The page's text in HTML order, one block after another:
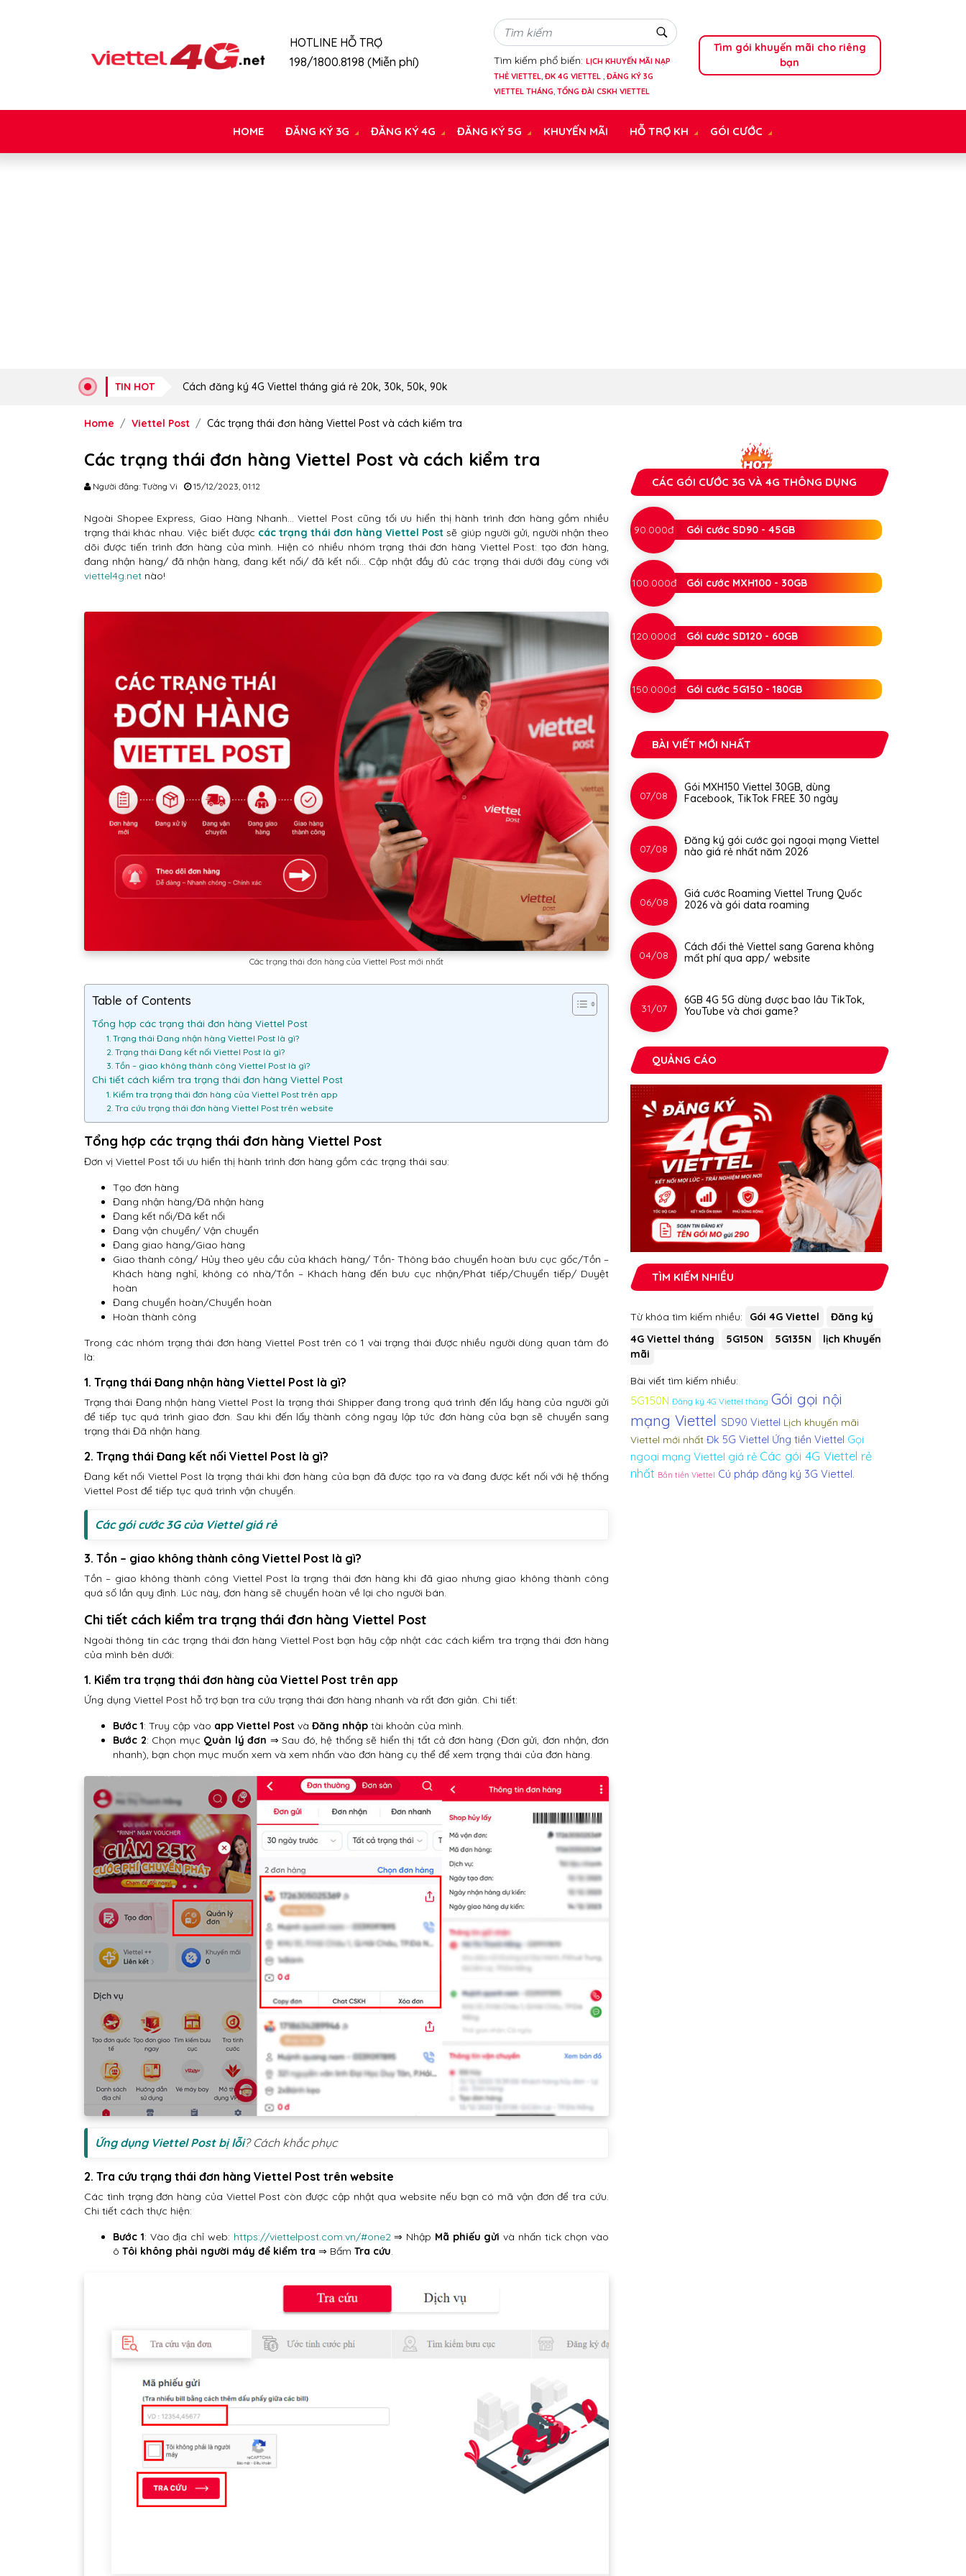
HOTLINE HỖ TRỢ
198/1800.8198 (Miễn phí)
Tìm kiếm phổ biến: LỊCH KHUYẾN MÃI NẠP
THẺ VIETTEL, ĐK 4G VIETTEL , ĐĂNG KÝ 3G
VIETTEL THÁNG, TỔNG ĐÀI CSKH VIETTEL
Tìm gói khuyến mãi cho riêng
bạn
HOME ĐĂNG KÝ 3G ĐĂNG KÝ 4G ĐĂNG KÝ 5G KHUYẾN MÃI HỖ TRỢ KH GÓI CƯỚC
TIN HOT Cách đăng ký 4G Viettel tháng giá rẻ 20k, 30k, 50k, 90k
Home Viettel Post Các trạng thái đơn hàng Viettel Post và cách kiểm tra
Các trạng thái đơn hàng Viettel Post và cách kiểm tra
Người đăng: Tường Vi 15/12/2023, 01:12
Ngoài Shopee Express, Giao Hàng Nhanh… Viettel Post cũng tối ưu hiển thị hành trình đơn hàng gồm nhiều
trạng thái khác nhau. Việc biết được các trạng thái đơn hàng Viettel Post sẽ giúp người gửi, người nhận theo
dõi được tiến trình đơn hàng của mình. Hiện có nhiều nhóm trạng thái đơn hàng Viettel Post: tạo đơn hàng,
đang nhận hàng/ đã nhận hàng, đang kết nối/ đã kết nối… Cập nhật đầy đủ các trạng thái dưới đây cùng với
viettel4g.net nào!
Các trạng thái đơn hàng của Viettel Post mới nhất
Table of Contents
Tổng hợp các trạng thái đơn hàng Viettel Post
1. Trạng thái Đang nhận hàng Viettel Post là gì?
2. Trạng thái Đang kết nối Viettel Post là gì?
3. Tồn – giao không thành công Viettel Post là gì?
Chi tiết cách kiểm tra trạng thái đơn hàng Viettel Post
1. Kiểm tra trạng thái đơn hàng của Viettel Post trên app
2. Tra cứu trạng thái đơn hàng Viettel Post trên website
Tổng hợp các trạng thái đơn hàng Viettel Post
Đơn vị Viettel Post tối ưu hiển thị hành trình đơn hàng gồm các trạng thái sau:
Tạo đơn hàng
Đang nhận hàng/Đã nhận hàng
Đang kết nối/Đã kết nối
Đang vận chuyển/ Vận chuyển
Đang giao hàng/Giao hàng
Giao thành công/ Hủy theo yêu cầu của khách hàng/ Tồn- Thông báo chuyển hoàn bưu cục gốc/Tồn –
Khách hàng nghỉ, không có nhà/Tồn – Khách hàng đến bưu cục nhận/Phát tiếp/Chuyển tiếp/ Duyệt
hoàn
Đang chuyển hoàn/Chuyển hoàn
Hoàn thành công
Trong các nhóm trạng thái đơn hàng Viettel Post trên có 1 vài trạng thái được nhiều người dùng quan tâm đó
là:
1. Trạng thái Đang nhận hàng Viettel Post là gì?
Trạng thái Đang nhận hàng Viettel Post là trạng thái Shipper đang trong quá trình đến lấy hàng của người gửi
để tiếp tục quá trình giao đơn. Sau khi đến lấy thành công ngay lập tức đơn hàng của bạn sẽ chuyển sang
trạng thái Đã nhận hàng.
2. Trạng thái Đang kết nối Viettel Post là gì?
Đang kết nối Viettel Post là trạng thái khi đơn hàng của bạn đã được tạo ra và đang được kết nối với hệ thống
Viettel Post để tiếp tục quá trình vận chuyển.
Các gói cước 3G của Viettel giá rẻ
3. Tồn – giao không thành công Viettel Post là gì?
Tồn – giao không thành công Viettel Post là trạng thái đơn hàng khi đã giao nhưng giao không thành công
quá số lần quy định. Lúc này, đơn hàng sẽ chuyển hoàn về lại cho người bán.
Chi tiết cách kiểm tra trạng thái đơn hàng Viettel Post
Ngoài thông tin các trạng thái đơn hàng Viettel Post bạn hãy cập nhật các cách kiểm tra trạng thái đơn hàng
của mình bên dưới:
1. Kiểm tra trạng thái đơn hàng của Viettel Post trên app
Ứng dụng Viettel Post hỗ trợ bạn tra cứu trạng thái đơn hàng nhanh và rất đơn giản. Chi tiết:
Bước 1: Truy cập vào app Viettel Post và Đăng nhập tài khoản của mình.
Bước 2: Chọn mục Quản lý đơn ⇒ Sau đó, hệ thống sẽ hiển thị tất cả đơn hàng (Đơn gửi, đơn nhận, đơn
nhanh), bạn chọn mục muốn xem và xem nhấn vào đơn hàng cụ thể để xem trạng thái của đơn hàng.
Ứng dụng Viettel Post bị lỗi? Cách khắc phục
2. Tra cứu trạng thái đơn hàng Viettel Post trên website
Các tình trạng đơn hàng của Viettel Post còn được cập nhật qua website nếu bạn có mã vận đơn để tra cứu.
Chi tiết cách thực hiện:
Bước 1: Vào địa chỉ web: https://viettelpost.com.vn/#one2⇒ Nhập Mã phiếu gửi và nhấn tick chọn vào
ô Tôi không phải người máy để kiểm tra ⇒ Bấm Tra cứu.
CÁC GÓI CƯỚC 3G VÀ 4G THÔNG DỤNG
90.000đ Gói cước SD90 - 45GB
100.000đ Gói cước MXH100 - 30GB
120.000đ Gói cước SD120 - 60GB
150.000đ Gói cước 5G150 - 180GB
BÀI VIẾT MỚI NHẤT
07/08
Gói MXH150 Viettel 30GB, dùng
Facebook, TikTok FREE 30 ngày
07/08
Đăng ký gói cước gọi ngoại mạng Viettel
nào giá rẻ nhất năm 2026
06/08
Giá cước Roaming Viettel Trung Quốc
2026 và gói data roaming
04/08
Cách đổi thẻ Viettel sang Garena không
mất phí qua app/ website
31/07
6GB 4G 5G dùng được bao lâu TikTok,
YouTube và chơi game?
QUẢNG CÁO
TÌM KIẾM NHIỀU
Từ khóa tìm kiếm nhiều: Gói 4G Viettel
Đăng ký
4G Viettel tháng
5G150N 5G135N
lịch Khuyến
mãi
Bài viết tìm kiếm nhiều:
5G150N Đăng ký 4G Viettel tháng Gói gọi nội
mạng Viettel SD90 Viettel Lịch khuyến mãi
Viettel mới nhất Đk 5G Viettel Ứng tiền Viettel Gọi
ngoại mạng Viettel giá rẻ Các gói 4G Viettel rẻ
nhất Bắn tiền Viettel Cú pháp đăng ký 3G Viettel.